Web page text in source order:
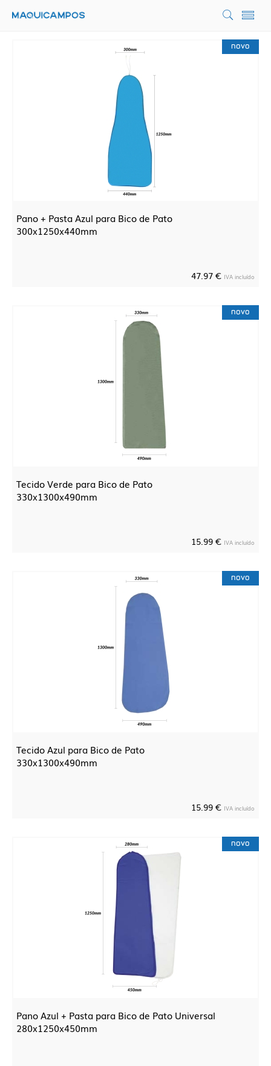
novo
Pano + Pasta Azul para Bico de Pato
300x1250x440mm
47.97 € IVA incluído
novo
Tecido Verde para Bico de Pato
330x1300x490mm
15.99 € IVA incluído
novo
Tecido Azul para Bico de Pato
330x1300x490mm
15.99 € IVA incluído
novo
Pano Azul + Pasta para Bico de Pato Universal
280x1250x450mm